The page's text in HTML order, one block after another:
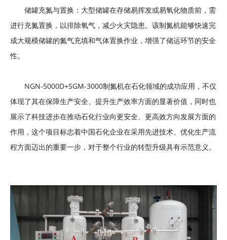
储罐充氮与置换：大型储罐在存储易挥发或易氧化物质前，需
进行充氮置换，以排除氧气，减少火灾隐患。该制氮机能够快速完
成大规模储罐的氮气充填和气体置换作业，增强了储运环节的安全
性。
NGN-5000D+SGM-3000制氮机在石化领域的成功应用，不仅
体现了其在保障生产安全、提升生产效率方面的显著价值，同时也
展示了科技进步在推动石化行业向更安全、更高效方向发展方面的
作用，这个项目标志着中国石化企业在采用先进技术、优化生产流
程方面迈出的重要一步，对于整个行业的转型升级具有示范意义。